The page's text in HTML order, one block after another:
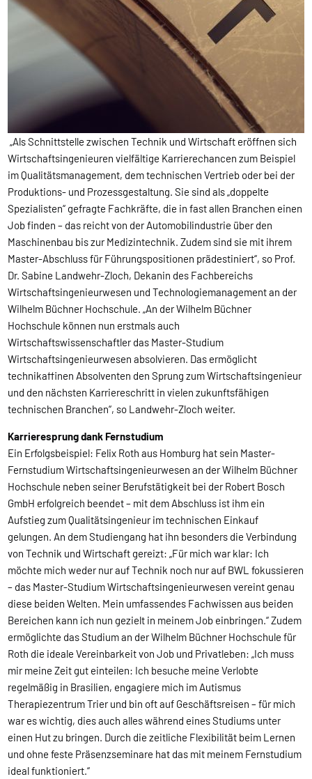
„Als Schnittstelle zwischen Technik und Wirtschaft eröffnen sich
Wirtschaftsingenieuren vielfältige Karrierechancen zum Beispiel
im Qualitätsmanagement, dem technischen Vertrieb oder bei der
Produktions- und Prozessgestaltung. Sie sind als „doppelte
Spezialisten“ gefragte Fachkräfte, die in fast allen Branchen einen
Job finden – das reicht von der Automobilindustrie über den
Maschinenbau bis zur Medizintechnik. Zudem sind sie mit ihrem
Master-Abschluss für Führungspositionen prädestiniert“, so Prof.
Dr. Sabine Landwehr-Zloch, Dekanin des Fachbereichs
Wirtschaftsingenieurwesen und Technologiemanagement an der
Wilhelm Büchner Hochschule. „An der Wilhelm Büchner
Hochschule können nun erstmals auch
Wirtschaftswissenschaftler das Master-Studium
Wirtschaftsingenieurwesen absolvieren. Das ermöglicht
technikaffinen Absolventen den Sprung zum Wirtschaftsingenieur
und den nächsten Karriereschritt in vielen zukunftsfähigen
technischen Branchen“, so Landwehr-Zloch weiter.
Karrieresprung dank Fernstudium
Ein Erfolgsbeispiel: Felix Roth aus Homburg hat sein Master-
Fernstudium Wirtschaftsingenieurwesen an der Wilhelm Büchner
Hochschule neben seiner Berufstätigkeit bei der Robert Bosch
GmbH erfolgreich beendet – mit dem Abschluss ist ihm ein
Aufstieg zum Qualitätsingenieur im technischen Einkauf
gelungen. An dem Studiengang hat ihn besonders die Verbindung
von Technik und Wirtschaft gereizt: „Für mich war klar: Ich
möchte mich weder nur auf Technik noch nur auf BWL fokussieren
– das Master-Studium Wirtschaftsingenieurwesen vereint genau
diese beiden Welten. Mein umfassendes Fachwissen aus beiden
Bereichen kann ich nun gezielt in meinem Job einbringen.“ Zudem
ermöglichte das Studium an der Wilhelm Büchner Hochschule für
Roth die ideale Vereinbarkeit von Job und Privatleben: „Ich muss
mir meine Zeit gut einteilen: Ich besuche meine Verlobte
regelmäßig in Brasilien, engagiere mich im Autismus
Therapiezentrum Trier und bin oft auf Geschäftsreisen – für mich
war es wichtig, dies auch alles während eines Studiums unter
einen Hut zu bringen. Durch die zeitliche Flexibilität beim Lernen
und ohne feste Präsenzseminare hat das mit meinem Fernstudium
ideal funktioniert.“